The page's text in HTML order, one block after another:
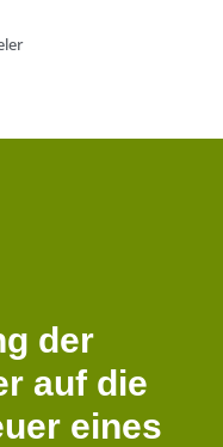
der
auf die
eines